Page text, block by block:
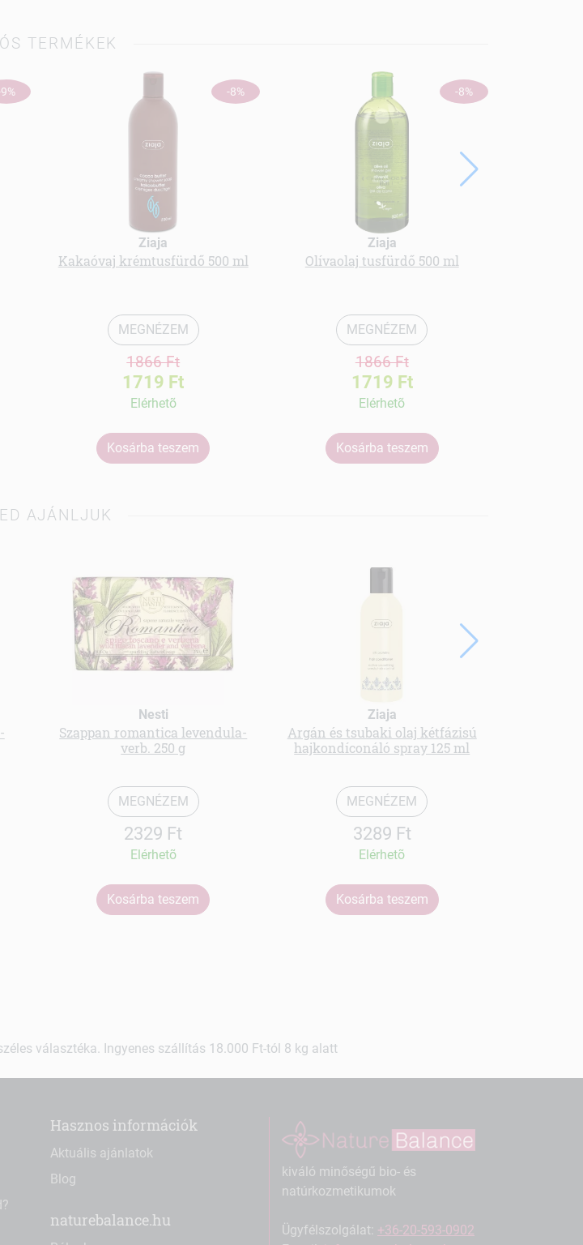
TERMÉKEK
-8%
Ziaja
Kakaóvaj krémtusfürdő 500 ml
MEGNÉZEM
1866 Ft
1719 Ft
Elérhetõ
Kosárba teszem
-8%
Ziaja
Olívaolaj tusfürdő 500 ml
MEGNÉZEM
1866 Ft
1719 Ft
Elérhetõ
Kosárba teszem
AJÁNLJUK
Nesti
Szappan romantica levendula-
verb. 250 g
MEGNÉZEM
2329 Ft
Elérhetõ
Kosárba teszem
Ziaja
Argán és tsubaki olaj kétfázisú
hajkondíconáló spray 125 ml
MEGNÉZEM
3289 Ft
Elérhetõ
Kosárba teszem
választéka. Ingyenes szállítás 18.000 Ft-tól 8 kg alatt
Hasznos információk
Aktuális ajánlatok
Blog
naturebalance.hu
kiváló minőségű bio- és
natúrkozmetikumok
Ügyfélszolgálat: +36-20-593-0902